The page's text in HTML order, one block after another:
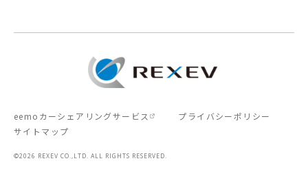
eemoカーシェアリングサービス
プライバシーポリシー
サイトマップ
©2026 REXEV CO.,LTD. ALL RIGHTS RESERVED.